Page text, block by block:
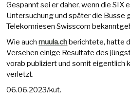
Gespannt sei er daher, wenn die SIX
Untersuchung und später die Busse
Telekomriesen Swisscom
Wie auchmuula.ch berichtete, hatte
Versehen einige Resultate des
vorab publiziert und somit eigentlich
verletzt.
06.06.2023/kut.